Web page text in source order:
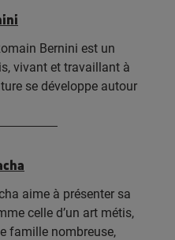
Bernini est un
vivant et travaillant à
se développe autour
aime à présenter sa
celle d’un art métis,
famille nombreuse,